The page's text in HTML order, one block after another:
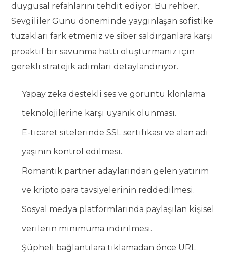
duygusal refahlarını tehdit ediyor. Bu rehber,
Sevgililer Günü döneminde yaygınlaşan sofistike
tuzakları fark etmeniz ve siber saldırganlara karşı
proaktif bir savunma hattı oluşturmanız için
gerekli stratejik adımları detaylandırıyor.
Yapay zeka destekli ses ve görüntü klonlama
teknolojilerine karşı uyanık olunması.
E-ticaret sitelerinde SSL sertifikası ve alan adı
yaşının kontrol edilmesi.
Romantik partner adaylarından gelen yatırım
ve kripto para tavsiyelerinin reddedilmesi.
Sosyal medya platformlarında paylaşılan kişisel
verilerin minimuma indirilmesi.
Şüpheli bağlantılara tıklamadan önce URL